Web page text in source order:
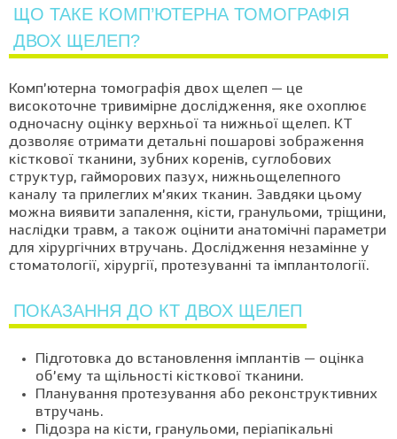
ЩО ТАКЕ КОМП’ЮТЕРНА ТОМОГРАФІЯ
ДВОХ ЩЕЛЕП?
Комп’ютерна томографія двох щелеп — це
високоточне тривимірне дослідження, яке охоплює
одночасну оцінку верхньої та нижньої щелеп. КТ
дозволяє отримати детальні пошарові зображення
кісткової тканини, зубних коренів, суглобових
структур, гайморових пазух, нижньощелепного
каналу та прилеглих м’яких тканин. Завдяки цьому
можна виявити запалення, кісти, гранульоми, тріщини,
наслідки травм, а також оцінити анатомічні параметри
для хірургічних втручань. Дослідження незамінне у
стоматології, хірургії, протезуванні та імплантології.
ПОКАЗАННЯ ДО КТ ДВОХ ЩЕЛЕП
Підготовка до встановлення імплантів — оцінка
об’єму та щільності кісткової тканини.
Планування протезування або реконструктивних
втручань.
Підозра на кісти, гранульоми, періапікальні